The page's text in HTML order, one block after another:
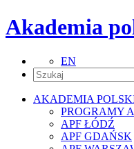
Akademia
EN
AKADEMIA
PROGRAMY
APF ŁÓDŹ
APF GDAŃSK